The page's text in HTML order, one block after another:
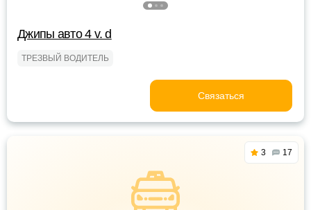
Джипы авто 4 v. d
ТРЕЗВЫЙ ВОДИТЕЛЬ
Связаться
3 17